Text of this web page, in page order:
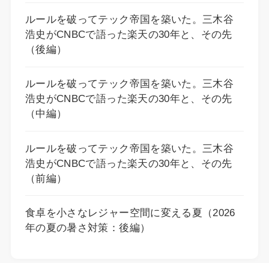
ルールを破ってテック帝国を築いた。三木谷
浩史がCNBCで語った楽天の30年と、その先
（後編）
ルールを破ってテック帝国を築いた。三木谷
浩史がCNBCで語った楽天の30年と、その先
（中編）
ルールを破ってテック帝国を築いた。三木谷
浩史がCNBCで語った楽天の30年と、その先
（前編）
食卓を小さなレジャー空間に変える夏（2026
年の夏の暑さ対策：後編）